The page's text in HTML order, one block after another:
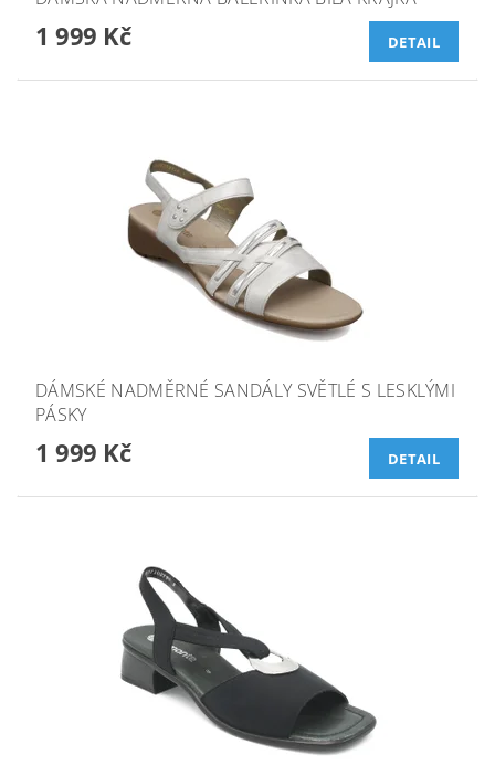
1 999 Kč DETAIL
DÁMSKÉ NADMĚRNÉ SANDÁLY SVĚTLÉ S LESKLÝMI
PÁSKY
1 999 Kč DETAIL